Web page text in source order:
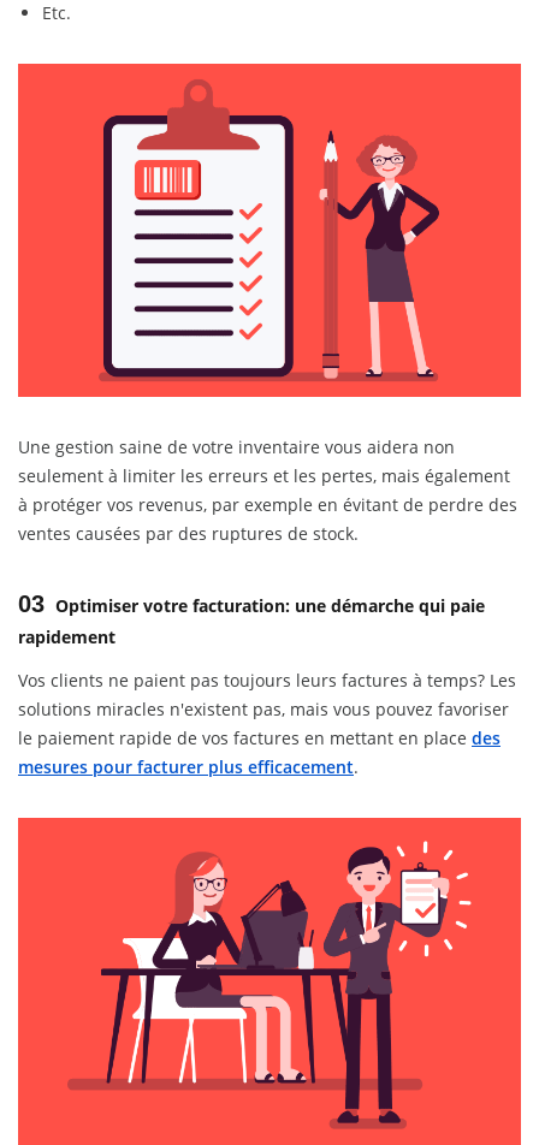
Etc.
Une gestion saine de votre inventaire vous aidera non
seulement à limiter les erreurs et les pertes, mais également
à protéger vos revenus, par exemple en évitant de perdre des
ventes causées par des ruptures de stock.
03 Optimiser votre facturation: une démarche qui paie
rapidement
Vos clients ne paient pas toujours leurs factures à temps? Les
solutions miracles n'existent pas, mais vous pouvez favoriser
le paiement rapide de vos factures en mettant en place des
mesures pour facturer plus efficacement.